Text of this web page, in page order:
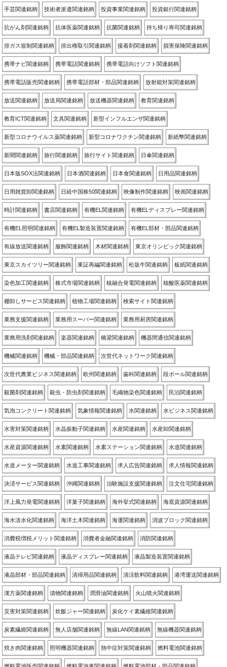
手芸関連銘柄 技術者派遣関連銘柄 投資事業関連銘柄 投資銀行関連銘柄
抗がん剤関連銘柄 抗体医薬関連銘柄 抗菌関連銘柄 持ち帰り寿司関連銘柄
排ガス規制関連銘柄 排出権取引関連銘柄 接着剤関連銘柄 損害保険関連銘柄
携帯ナビ関連銘柄 携帯電話関連銘柄 携帯電話向けソフト関連銘柄
携帯電話販売関連銘柄 携帯電話部材・部品関連銘柄 放射能対策関連銘柄
放送関連銘柄 放送局関連銘柄 放送機器関連銘柄 教育関連銘柄
教育ICT関連銘柄 文具関連銘柄 新型インフルエンザ関連銘柄
新型コロナウイルス薬関連銘柄 新型コロナワクチン関連銘柄 新紙幣関連銘柄
新聞関連銘柄 旅行関連銘柄 旅行サイト関連銘柄 日傘関連銘柄
日本版SOX法関連銘柄 日本酒関連銘柄 日本食関連銘柄 日用品関連銘柄
日用雑貨卸関連銘柄 日経中国株50関連銘柄 映像制作関連銘柄 映画関連銘柄
時計関連銘柄 書店関連銘柄 有機EL関連銘柄 有機ELディスプレー関連銘柄
有機EL照明関連銘柄 有機EL製造装置関連銘柄 有機EL部材・部品関連銘柄
有線放送関連銘柄 服飾関連銘柄 木材関連銘柄 東京オリンピック関連銘柄
東京スカイツリー関連銘柄 東証再編関連銘柄 松坂牛関連銘柄 板紙関連銘柄
染色加工関連銘柄 株式市場関連銘柄 核融合発電関連銘柄 核酸医薬関連銘柄
棚卸しサービス関連銘柄 植物工場関連銘柄 検索サイト関連銘柄
業務支援関連銘柄 業務用スーパー関連銘柄 業務用厨房関連銘柄
業務用洗剤関連銘柄 楽器関連銘柄 橋梁関連銘柄 機器間通信関連銘柄
機械関連銘柄 機械・部品関連銘柄 次世代ネットワーク関連銘柄
次世代農業ビジネス関連銘柄 欧州関連銘柄 歯科関連銘柄 段ボール関連銘柄
殺菌剤関連銘柄 殺虫・防虫剤関連銘柄 毛織物染色関連銘柄 民泊関連銘柄
気泡コンクリート関連銘柄 気象情報関連銘柄 水関連銘柄 水ビジネス関連銘柄
水害対策関連銘柄 水晶振動子関連銘柄 水産関連銘柄 水産卸関連銘柄
水産資源関連銘柄 水素関連銘柄 水素ステーション関連銘柄 水道関連銘柄
水道メーター関連銘柄 水道工事関連銘柄 求人広告関連銘柄 求人情報関連銘柄
決済サービス関連銘柄 沖縄関連銘柄 治験施設支援関連銘柄 注文住宅関連銘柄
洋上風力発電関連銘柄 洋菓子関連銘柄 海外挙式関連銘柄 海底資源関連銘柄
海水淡水化関連銘柄 海洋土木関連銘柄 海運関連銘柄 消波ブロック関連銘柄
消費税増税メリット関連銘柄 消費者金融関連銘柄 消防関連銘柄
液晶テレビ関連銘柄 液晶ディスプレー関連銘柄 液晶製造装置関連銘柄
液晶部材・部品関連銘柄 清掃用品関連銘柄 清涼飲料関連銘柄 港湾運送関連銘柄
漢方薬関連銘柄 漬物関連銘柄 潤滑油関連銘柄 火山噴火関連銘柄
災害対策関連銘柄 炊飯ジャー関連銘柄 炭化ケイ素繊維関連銘柄
炭素繊維関連銘柄 無人店舗関連銘柄 無線LAN関連銘柄 無線機器関連銘柄
焼き肉関連銘柄 照明機器関連銘柄 熱中症対策関連銘柄 燃料電池関連銘柄